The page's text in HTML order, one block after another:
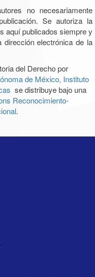
no necesariamente
Se autoriza la
aquí publicados siempre y
electrónica de la
del Derecho por
de México, Instituto
se distribuye bajo una
Reconocimiento-
.